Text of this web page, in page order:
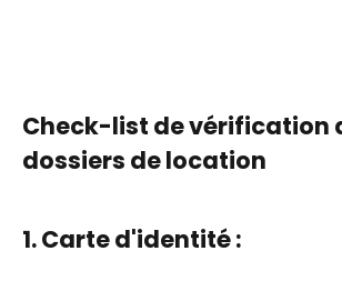
Check-list de vérification
dossiers de location
1. Carte d'identité :